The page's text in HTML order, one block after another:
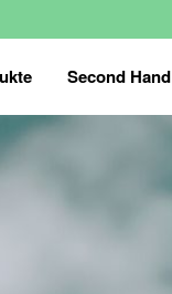
Second Hand